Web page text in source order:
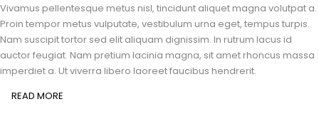
Vivamus pellentesque metus nisl, tincidunt aliquet magna volutpat a.
Proin tempor metus vulputate, vestibulum urna eget, tempus turpis.
Nam suscipit tortor sed elit aliquam dignissim. In rutrum lacus id
auctor feugiat. Nam pretium lacinia magna, sit amet rhoncus massa
imperdiet a. Ut viverra libero laoreet faucibus hendrerit.
READ MORE